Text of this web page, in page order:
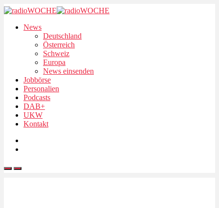
News
Deutschland
Österreich
Schweiz
Europa
News einsenden
Jobbörse
Personalien
Podcasts
DAB+
UKW
Kontakt